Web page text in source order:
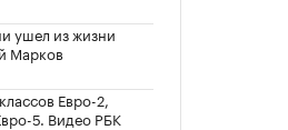
ушел из жизни
Марков
Евро-2,
5. Видео РБК